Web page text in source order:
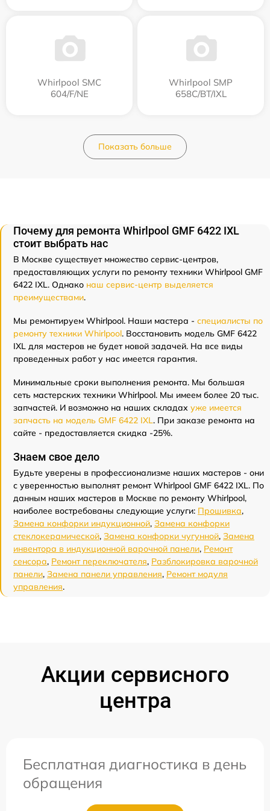
Whirlpool SMC
604/F/NE
Whirlpool SMP
658C/BT/IXL
Показать больше
Почему для ремонта Whirlpool GMF 6422 IXL
стоит выбрать нас
В Москве существует множество сервис-центров,
предоставляющих услуги по ремонту техники Whirlpool GMF
6422 IXL. Однако наш сервис-центр выделяется
преимуществами.
Мы ремонтируем Whirlpool. Наши мастера - специалисты по
ремонту техники Whirlpool. Восстановить модель GMF 6422
IXL для мастеров не будет новой задачей. На все виды
проведенных работ у нас имеется гарантия.
Минимальные сроки выполнения ремонта. Мы большая
сеть мастерских техники Whirlpool. Мы имеем более 20 тыс.
запчастей. И возможно на наших складах уже имеется
запчасть на модель GMF 6422 IXL. При заказе ремонта на
сайте - предоставляется скидка -25%.
Знаем свое дело
Будьте уверены в профессионализме наших мастеров - они
с уверенностью выполнят ремонт Whirlpool GMF 6422 IXL. По
данным наших мастеров в Москве по ремонту Whirlpool,
наиболее востребованы следующие услуги: Прошивка,
Замена конфорки индукционной, Замена конфорки
стеклокерамической, Замена конфорки чугунной, Замена
инвентора в индукционной варочной панели, Ремонт
сенсора, Ремонт переключателя, Разблокировка варочной
панели, Замена панели управления, Ремонт модуля
управления.
Акции сервисного
центра
Бесплатная диагностика в день
обращения